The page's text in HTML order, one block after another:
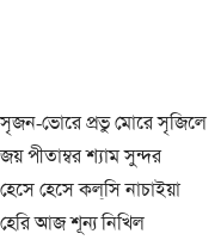
সৃজন-ভোরে প্রভু মোরে সৃজিলে
জয় পীতাম্বর শ্যাম সুন্দর
হেসে হেসে কল্‌সি নাচাইয়া
হেরি আজ শূন্য নিখিল